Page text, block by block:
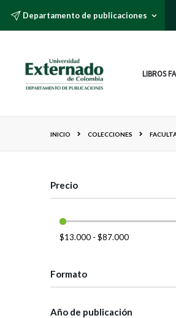
Departamento de publicaciones
LIBROS
INICIO COLECCIONES
Precio
$13.000 - $87.000
Formato
Año de publicación